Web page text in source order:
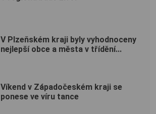
V Plzeňském kraji byly vyhodnoceny
nejlepší obce a města v třídění...
Víkend v Západočeském kraji se
ponese ve víru tance